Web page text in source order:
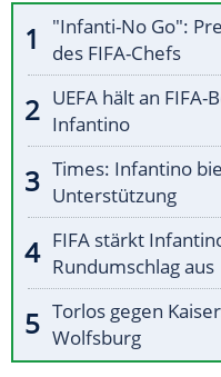
"Infanti-No Go":
des FIFA-Chefs
UEFA hält an
Infantino
Times: Infantino
Unterstützung
FIFA stärkt
Rundumschlag aus
Torlos gegen
Wolfsburg